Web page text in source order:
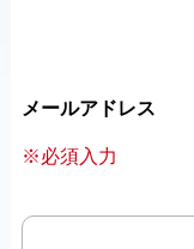
メールアドレス
※必須入力